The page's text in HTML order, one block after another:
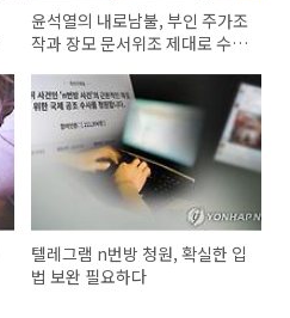
윤석열의 내로남불, 부인 주가조
작과 장모 문서위조 제대로 수사
텔레그램 n번방 청원, 확실한 입
법 보완 필요하다